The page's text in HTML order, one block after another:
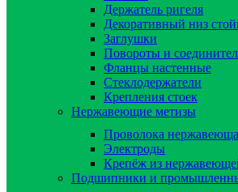
Держатель ригеля
Декоративный низ
Заглушки
Повороты и
Фланцы настенные
Стеклодержатели
Крепления стоек
Нержавеющие метизы
Проволока
Электроды
Крепёж из
Подшипники и